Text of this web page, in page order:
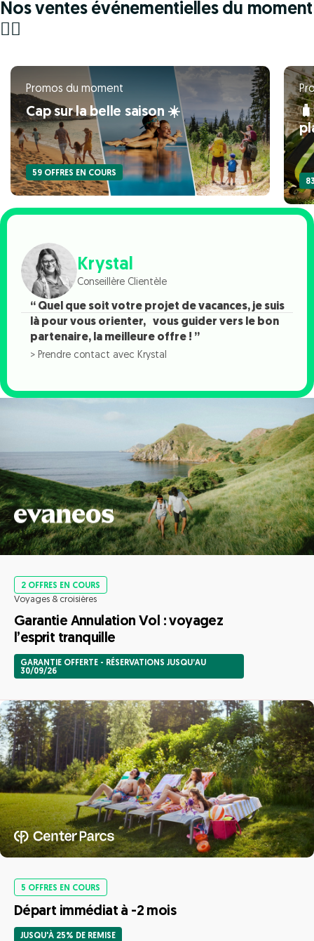
Nos ventes événementielles du moment
🏃‍♀️
Promos du moment
Cap sur la belle saison ☀️
59 OFFRES EN COURS
Krystal
Conseillère Clientèle
“ Quel que soit votre projet de vacances, je suis
là pour vous orienter, vous guider vers le bon
partenaire, la meilleure offre ! ”
> Prendre contact avec Krystal
2 OFFRES EN COURS
Voyages & croisières
Garantie Annulation Vol : voyagez
l’esprit tranquille
GARANTIE OFFERTE - RÉSERVATIONS JUSQU’AU
30/09/26
5 OFFRES EN COURS
Départ immédiat à -2 mois
JUSQU'À 25% DE REMISE